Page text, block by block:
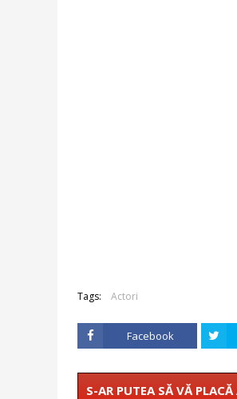
Tags: Actori
Facebook
S-AR PUTEA SĂ VĂ PLACĂ